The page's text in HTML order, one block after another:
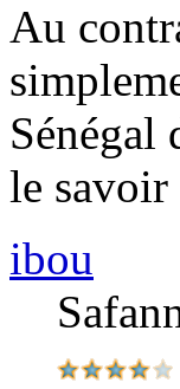
Au
Sénégal
le
ibou